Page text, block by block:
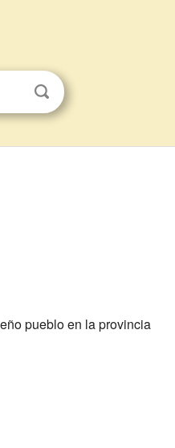
pueblo en la provincia